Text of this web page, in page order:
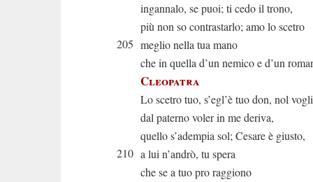
ingannalo, se puoi; ti cedo il trono,
più non so contrastarlo; amo lo scetro
205 meglio nella tua mano
che in quella d’un nemico e d’un
Cleopatra
Lo scetro tuo, s’egl’è tuo don, nol
dal paterno voler in me deriva,
quello s’adempia sol; Cesare è giusto,
210 a lui n’andrò, tu spera
che se a tuo pro raggiono